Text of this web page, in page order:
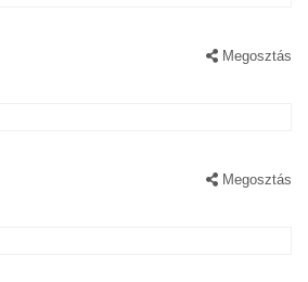
Megosztás
Megosztás